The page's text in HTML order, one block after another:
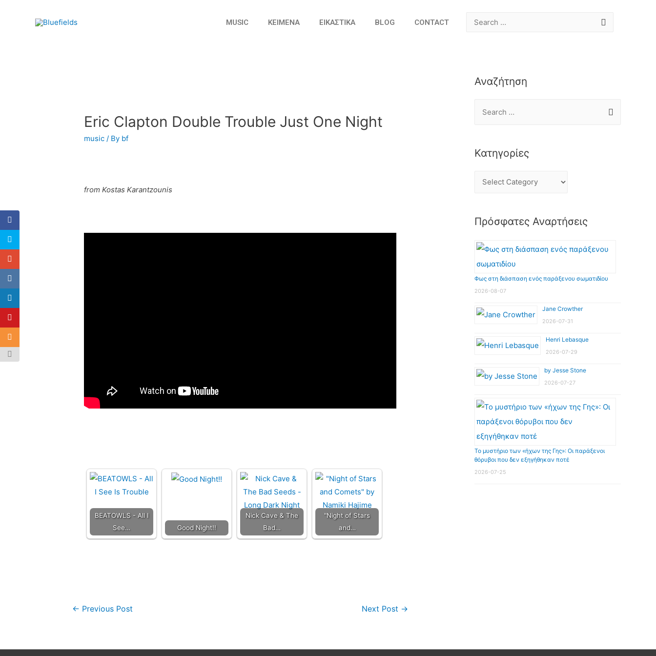
MUSIC ΚΕΙΜΕΝΑ ΕΙΚΑΣΤΙΚΑ BLOG CONTACT
Eric Clapton Double Trouble Just One Night
music / By bf
from Kostas Karantzounis
BEATOWLS - All I
See…
Good Night!!
Nick Cave & The
Bad…
"Night of Stars
and…
← Previous Post Next Post →
Αναζήτηση
Κατηγορίες
Πρόσφατες Αναρτήσεις
Φως στη διάσπαση ενός παράξενου σωματιδίου
2026-08-07
Jane Crowther
2026-07-31
Henri Lebasque
2026-07-29
by Jesse Stone
2026-07-27
Το μυστήριο των «ήχων της Γης»: Οι παράξενοι
θόρυβοι που δεν εξηγήθηκαν ποτέ
2026-07-25